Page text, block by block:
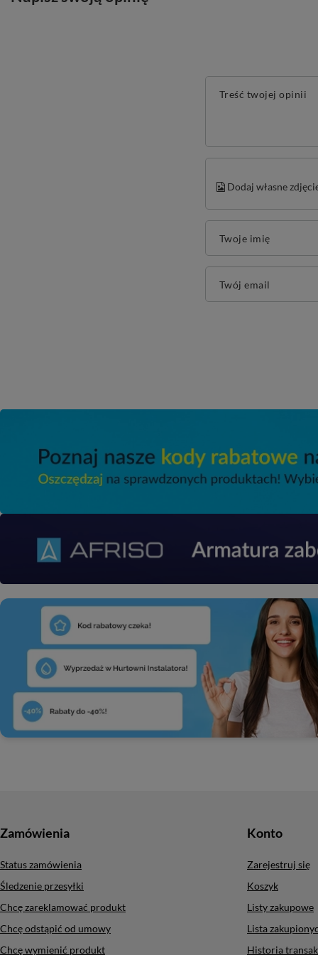
Treść twojej opinii
Dodaj własne
Twoje imię
Twój email
Zamówienia
Status zamówienia
Śledzenie przesyłki
Chcę zareklamować produkt
Chcę odstąpić od umowy
Chcę wymienić produkt
Konto
Zarejestruj się
Koszyk
Listy zakupowe
Lista
Historia